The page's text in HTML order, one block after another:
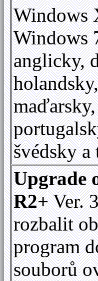
Windows
Windows
anglicky,
švédsky
Upgrade
R2+Ver.
rozbalit
program
souborů